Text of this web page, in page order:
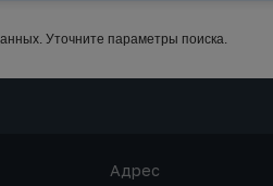
Уточните параметры поиска.
Адрес